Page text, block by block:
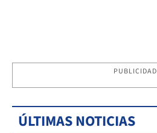
PUBLICIDAD
ÚLTIMAS NOTICIAS